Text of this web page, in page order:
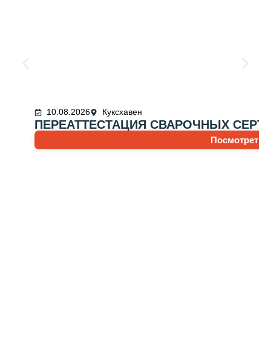
10.08.2026 Куксхавен
ПЕРЕАТТЕСТАЦИЯ СВАРОЧНЫХ
Посмотреть